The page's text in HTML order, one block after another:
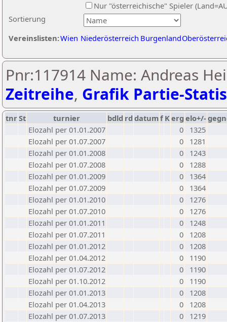
Sortierung
Nur "österreichische" Spieler
Vereinslisten:Wien Niederösterreich Burgenland
Pnr:117914 Name: Andreas
Zeitreihe, Grafik Partie-
tnrSt turnier bdld rd datumf Kerg elo+/-
Elozahl per 01.01.2007
0
1325
Elozahl per 01.07.2007
0
1281
Elozahl per 01.01.2008
0
1243
Elozahl per 01.07.2008
0
1288
Elozahl per 01.01.2009
0
1364
Elozahl per 01.07.2009
0
1364
Elozahl per 01.01.2010
0
1276
Elozahl per 01.07.2010
0
1276
Elozahl per 01.01.2011
0
1248
Elozahl per 01.07.2011
0
1208
Elozahl per 01.01.2012
0
1208
Elozahl per 01.04.2012
0
1190
Elozahl per 01.07.2012
0
1190
Elozahl per 01.10.2012
0
1190
Elozahl per 01.01.2013
0
1208
Elozahl per 01.04.2013
0
1208
Elozahl per 01.07.2013
0
1219